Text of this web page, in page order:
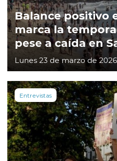
Balance positivo
marca la
pese a caída en
Lunes 23 de marzo de 2026
Entrevistas